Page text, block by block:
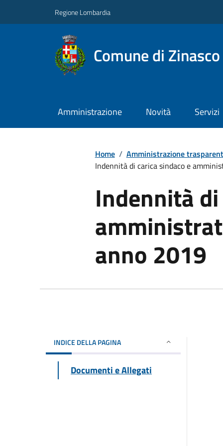
Regione Lombardia
Comune di Zinasco
Amministrazione Novità Servizi
Home / Amministrazione
Indennità di carica sindaco e
Indennità
anno 2019
INDICE DELLA PAGINA
Documenti e Allegati